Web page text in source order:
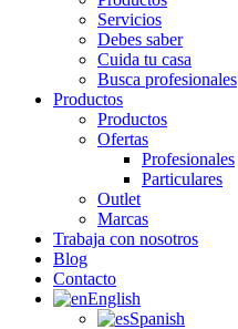
Servicios
Debes saber
Cuida tu casa
Busca profesionales
Productos
Productos
Ofertas
Profesionales
Particulares
Outlet
Marcas
Trabaja con nosotros
Blog
Contacto
English
Spanish